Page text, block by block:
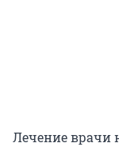
Лечение врачи